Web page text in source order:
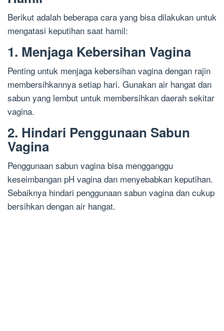
Berikut adalah beberapa cara yang bisa dilakukan untuk
mengatasi keputihan saat hamil:
1. Menjaga Kebersihan Vagina
Penting untuk menjaga kebersihan vagina dengan rajin
membersihkannya setiap hari. Gunakan air hangat dan
sabun yang lembut untuk membersihkan daerah sekitar
vagina.
2. Hindari Penggunaan Sabun
Vagina
Penggunaan sabun vagina bisa mengganggu
keseimbangan pH vagina dan menyebabkan keputihan.
Sebaiknya hindari penggunaan sabun vagina dan cukup
bersihkan dengan air hangat.